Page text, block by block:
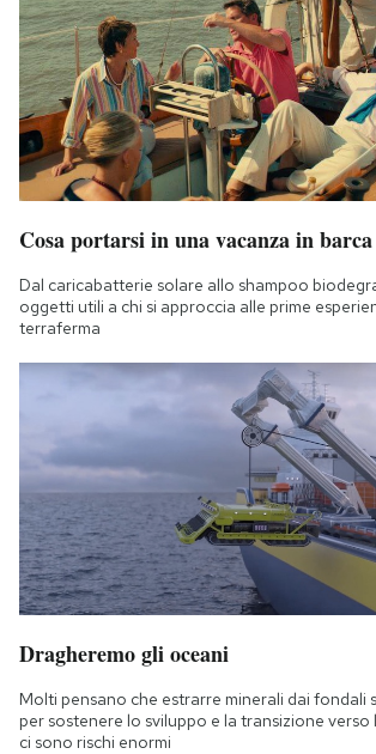
Cosa portarsi in una vacanza in barca
Dal caricabatterie solare allo shampoo
oggetti utili a chi si approccia alle prime
terraferma
Dragheremo gli oceani
Molti pensano che estrarre minerali dai fondali
per sostenere lo sviluppo e la transizione verso
ci sono rischi enormi